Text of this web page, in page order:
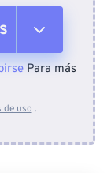
Para más
de uso .